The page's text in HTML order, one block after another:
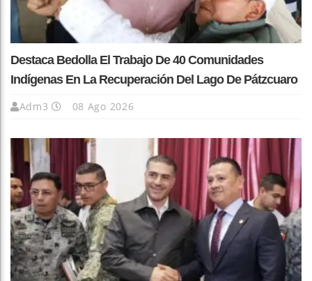
Destaca Bedolla El Trabajo De 40 Comunidades
Indígenas En La Recuperación Del Lago De Pátzcuaro
Adm3 08 Ago 2026